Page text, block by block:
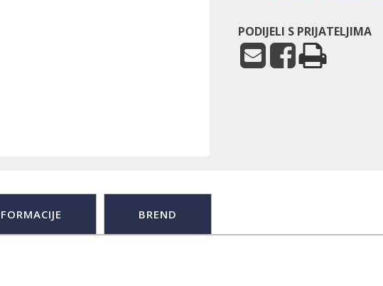
PODIJELI S PRIJATELJIMA
BREND